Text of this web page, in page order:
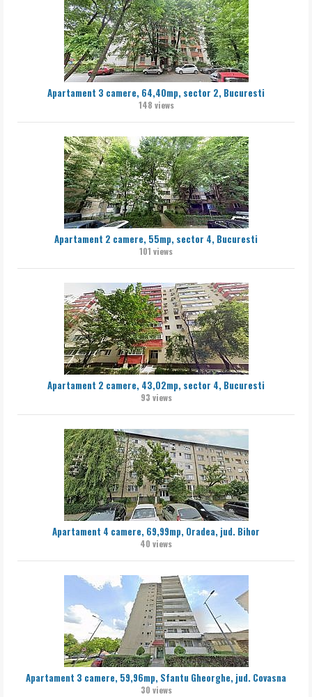
Apartament 3 camere, 64,40mp, sector 2, Bucuresti
148 views
Apartament 2 camere, 55mp, sector 4, Bucuresti
101 views
Apartament 2 camere, 43,02mp, sector 4, Bucuresti
93 views
Apartament 4 camere, 69,99mp, Oradea, jud. Bihor
40 views
Apartament 3 camere, 59,96mp, Sfantu Gheorghe, jud. Covasna
30 views